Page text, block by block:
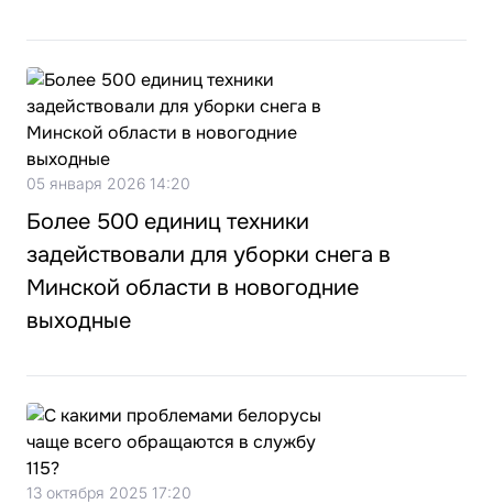
05 января 2026 14:20
Более 500 единиц техники
задействовали для уборки снега в
Минской области в новогодние
выходные
13 октября 2025 17:20